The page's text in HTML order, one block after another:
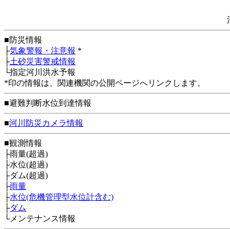
■防災情報
├気象警報・注意報 *
├土砂災害警戒情報
└指定河川洪水予報
*印の情報は、関連機関の公開ページへリンクします。
■避難判断水位到達情報
■河川防災カメラ情報
■観測情報
├雨量(超過)
├水位(超過)
├ダム(超過)
├雨量
├水位(危機管理型水位計含む)
├ダム
└メンテナンス情報